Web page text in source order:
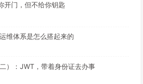
开门，但不给你钥匙
维体系是怎么搭起来的
）：JWT，带着身份证去办事